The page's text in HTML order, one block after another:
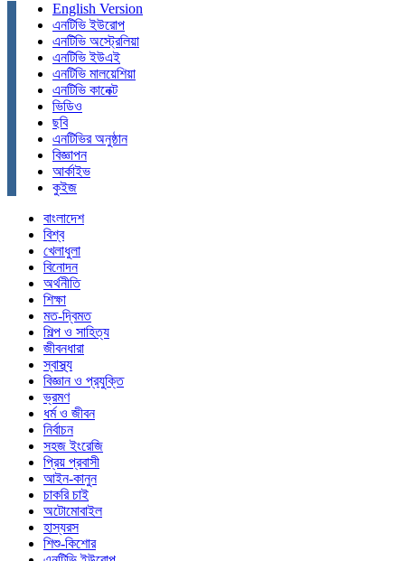
English Version
এনটিভি ইউরোপ
এনটিভি অস্ট্রেলিয়া
এনটিভি ইউএই
এনটিভি মালয়েশিয়া
এনটিভি কানেক্ট
ভিডিও
ছবি
এনটিভির অনুষ্ঠান
বিজ্ঞাপন
আর্কাইভ
কুইজ
বাংলাদেশ
বিশ্ব
খেলাধুলা
বিনোদন
অর্থনীতি
শিক্ষা
মত-দ্বিমত
শিল্প ও সাহিত্য
জীবনধারা
স্বাস্থ্য
বিজ্ঞান ও প্রযুক্তি
ভ্রমণ
ধর্ম ও জীবন
নির্বাচন
সহজ ইংরেজি
প্রিয় প্রবাসী
আইন-কানুন
চাকরি চাই
অটোমোবাইল
হাস্যরস
শিশু-কিশোর